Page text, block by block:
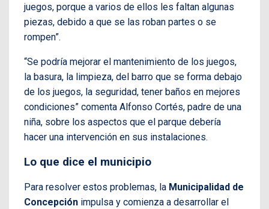
juegos, porque a varios de ellos les faltan algunas
piezas, debido a que se las roban partes o se
rompen”.
“Se podría mejorar el mantenimiento de los juegos,
la basura, la limpieza, del barro que se forma debajo
de los juegos, la seguridad, tener baños en mejores
condiciones” comenta Alfonso Cortés, padre de una
niña, sobre los aspectos que el parque debería
hacer una intervención en sus instalaciones.
Lo que dice el municipio
Para resolver estos problemas, la Municipalidad de
Concepción impulsa y comienza a desarrollar el